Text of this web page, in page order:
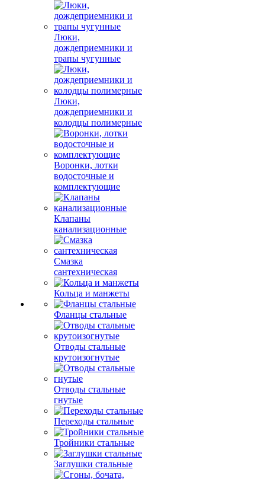
Люки,
дождеприемники и
трапы чугунные
Люки,
дождеприемники и
колодцы полимерные
Воронки, лотки
водосточные и
комплектующие
Клапаны
канализационные
Смазка
сантехническая
Кольца и манжеты
Фланцы стальные
Отводы стальные
крутоизогнутые
Отводы стальные
гнутые
Переходы стальные
Тройники стальные
Заглушки стальные